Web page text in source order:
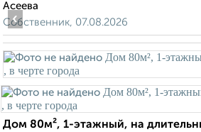
Асеева
Собственник, 07.08.2026
‹
Дом 80м², 1-этажный, на